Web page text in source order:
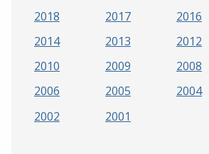
2018
2017 2016
2014
2013 2012
2010
2009 2008
2006
2005 2004
2002
2001